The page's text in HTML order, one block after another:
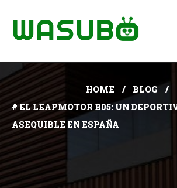
HOME
BLOG
# EL LEAPMOTOR B05: UN
ASEQUIBLE EN ESPAÑA